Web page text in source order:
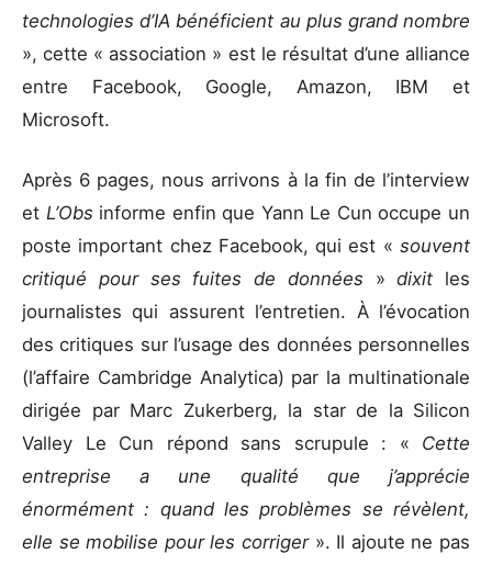
technologies d’IA bénéficient au plus grand nombre
», cette « association » est le résultat d’une alliance
entre Facebook, Google, Amazon, IBM et
Microsoft.
Après 6 pages, nous arrivons à la fin de l’interview
et L’Obs informe enfin que Yann Le Cun occupe un
poste important chez Facebook, qui est « souvent
critiqué pour ses fuites de données »dixit les
journalistes qui assurent l’entretien. À l’évocation
des critiques sur l’usage des données personnelles
(l’affaire Cambridge Analytica) par la multinationale
dirigée par Marc Zukerberg, la star de la Silicon
Valley Le Cun répond sans scrupule : « Cette
entreprise a une qualité que j’apprécie
énormément : quand les problèmes se révèlent,
elle se mobilise pour les corriger ». Il ajoute ne pas